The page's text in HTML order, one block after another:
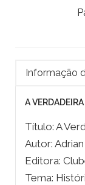
Informação
A
Título: A
Autor:
Editora:
Tema: